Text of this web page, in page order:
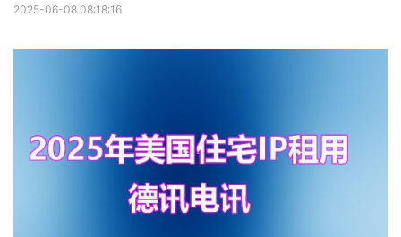
2025-06-08 08:18:16